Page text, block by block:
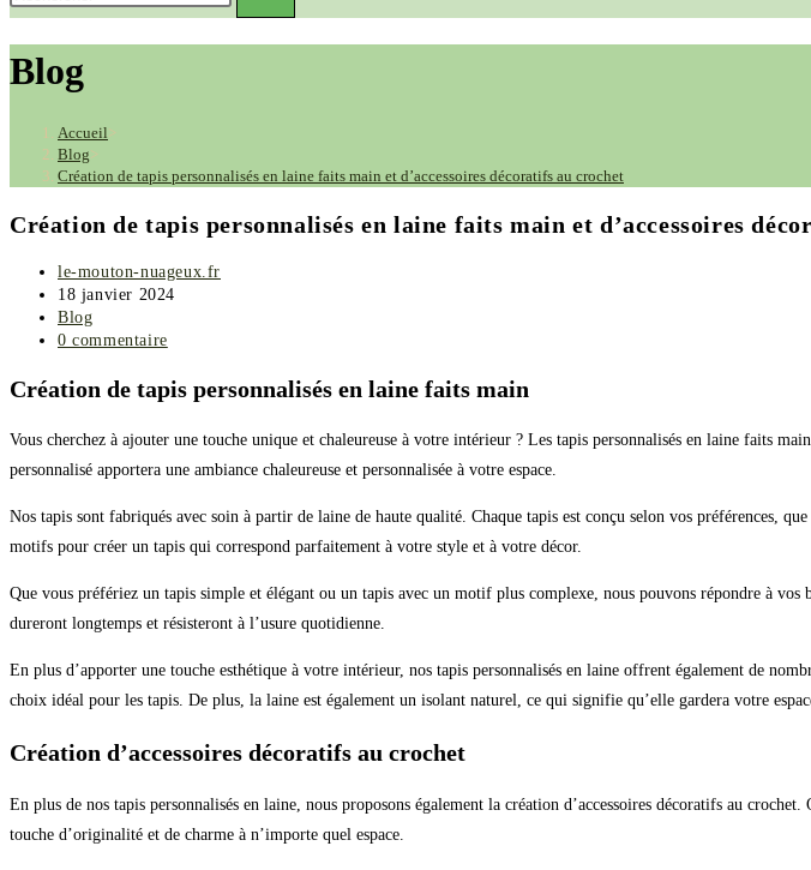
Blog
Accueil >
Blog >
Création de tapis personnalisés en laine faits main et d’accessoires décoratifs au crochet
Création de tapis personnalisés en laine faits main et d’accessoires
le-mouton-nuageux.fr
18 janvier 2024
Blog
0 commentaire
Création de tapis personnalisés en laine faits main
Vous cherchez à ajouter une touche unique et chaleureuse à votre intérieur ? Les tapis personnalisés en laine faits
personnalisé apportera une ambiance chaleureuse et personnalisée à votre espace.
Nos tapis sont fabriqués avec soin à partir de laine de haute qualité. Chaque tapis est conçu selon vos préférences,
motifs pour créer un tapis qui correspond parfaitement à votre style et à votre décor.
Que vous préfériez un tapis simple et élégant ou un tapis avec un motif plus complexe, nous pouvons répondre à
dureront longtemps et résisteront à l’usure quotidienne.
En plus d’apporter une touche esthétique à votre intérieur, nos tapis personnalisés en laine offrent également de
choix idéal pour les tapis. De plus, la laine est également un isolant naturel, ce qui signifie qu’elle gardera votre
Création d’accessoires décoratifs au crochet
En plus de nos tapis personnalisés en laine, nous proposons également la création d’accessoires décoratifs au
touche d’originalité et de charme à n’importe quel espace.